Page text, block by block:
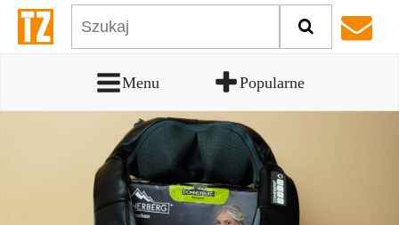
Menu Popularne